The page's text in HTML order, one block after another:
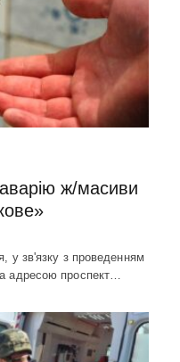
ж/масиви
у зв'язку з проведенням
адресою проспект…